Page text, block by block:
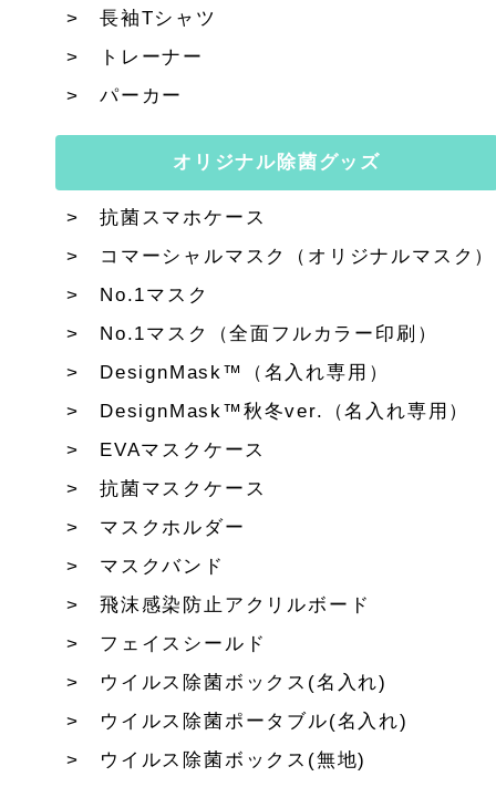
長袖Tシャツ
トレーナー
パーカー
オリジナル除菌グッズ
抗菌スマホケース
コマーシャルマスク（オリジナルマスク）
No.1マスク
No.1マスク（全面フルカラー印刷）
DesignMask™（名入れ専用）
DesignMask™秋冬ver.（名入れ専用）
EVAマスクケース
抗菌マスクケース
マスクホルダー
マスクバンド
飛沫感染防止アクリルボード
フェイスシールド
ウイルス除菌ボックス(名入れ)
ウイルス除菌ポータブル(名入れ)
ウイルス除菌ボックス(無地)